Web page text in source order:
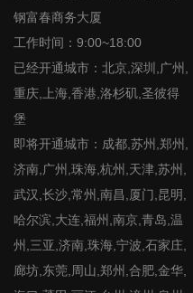
钢富春商务大厦
工作时间：9:00~18:00
已经开通城市：北京,深圳,广州,
重庆,上海,香港,洛杉矶,圣彼得
堡
即将开通城市：成都,苏州,郑州,
济南,广州,珠海,杭州,天津,苏州,
武汉,长沙,常州,南昌,厦门,昆明,
哈尔滨,大连,福州,南京,青岛,温
州,三亚,济南,珠海,宁波,石家庄,
廊坊,东莞,周山,郑州,合肥,金华,